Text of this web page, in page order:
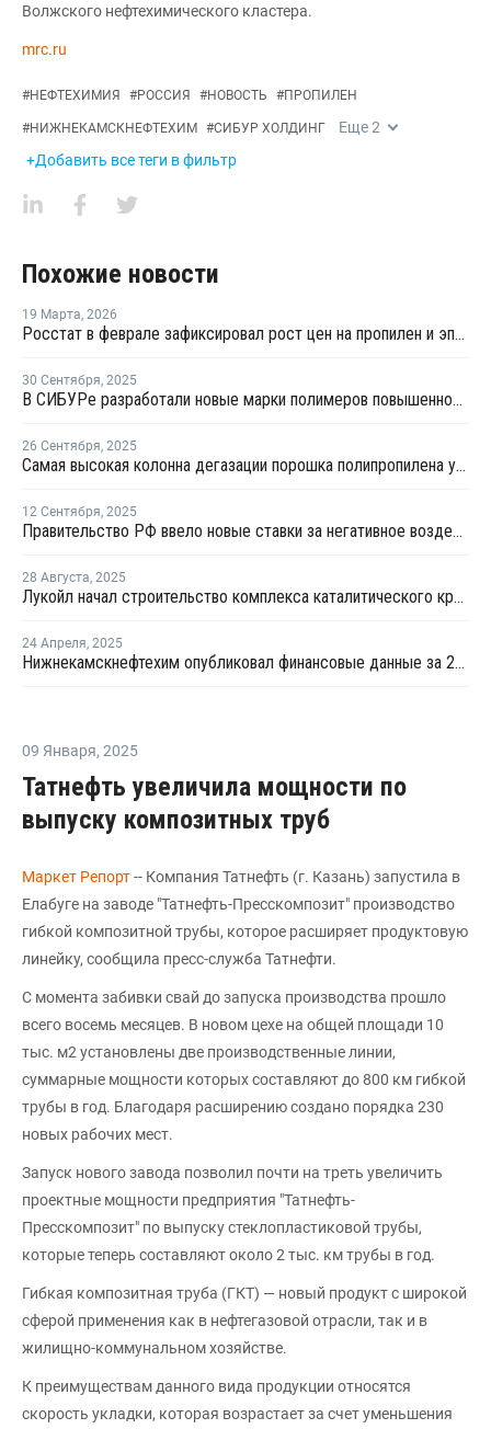
Волжского нефтехимического кластера.
mrc.ru
#НЕФТЕХИМИЯ #РОССИЯ #НОВОСТЬ #ПРОПИЛЕН
#НИЖНЕКАМСКНЕФТЕХИМ #СИБУР ХОЛДИНГ Еще2
+Добавить все теги в фильтр
Похожие новости
19 Марта, 2026
Росстат в феврале зафиксировал рост цен на пропилен и эпоксидные смолы
30 Сентября, 2025
В СИБУРе разработали новые марки полимеров повышенной прочности
26 Сентября, 2025
Самая высокая колонна дегазации порошка полипропилена установлена в Тобольске
12 Сентября, 2025
Правительство РФ ввело новые ставки за негативное воздействие химвеществ на окружающую среду
28 Августа, 2025
Лукойл начал строительство комплекса каталитического крекинга на Пермском НПЗ
24 Апреля, 2025
Нижнекамскнефтехим опубликовал финансовые данные за 2024 год
09 Января, 2025
Татнефть увеличила мощности по
выпуску композитных труб
Маркет Репорт-- Компания Татнефть (г. Казань) запустила в
Елабуге на заводе "Татнефть-Пресскомпозит" производство
гибкой композитной трубы, которое расширяет продуктовую
линейку, сообщила пресс-служба Татнефти.
С момента забивки свай до запуска производства прошло
всего восемь месяцев. В новом цехе на общей площади 10
тыс. м2 установлены две производственные линии,
суммарные мощности которых составляют до 800 км гибкой
трубы в год. Благодаря расширению создано порядка 230
новых рабочих мест.
Запуск нового завода позволил почти на треть увеличить
проектные мощности предприятия "Татнефть-
Пресскомпозит" по выпуску стеклопластиковой трубы,
которые теперь составляют около 2 тыс. км трубы в год.
Гибкая композитная труба (ГКТ) — новый продукт с широкой
сферой применения как в нефтегазовой отрасли, так и в
жилищно-коммунальном хозяйстве.
К преимуществам данного вида продукции относятся
скорость укладки, которая возрастает за счет уменьшения